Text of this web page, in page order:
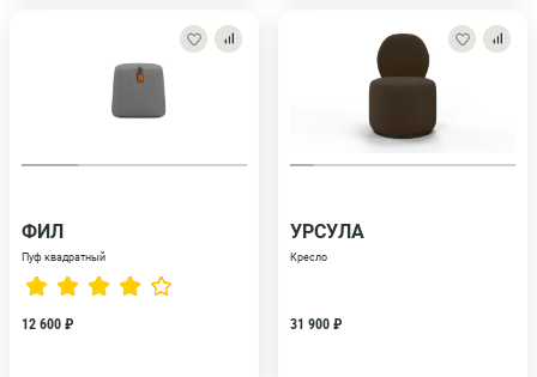
ФИЛ
Пуф квадратный
12 600 ₽
УРСУЛА
Кресло
31 900 ₽